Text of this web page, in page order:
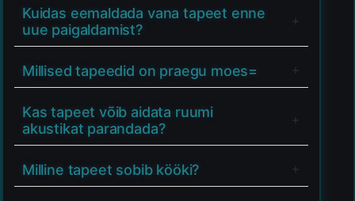
Kuidas eemaldada vana tapeet enne
uue paigaldamist?
Millised tapeedid on praegu moes=
Kas tapeet võib aidata ruumi
akustikat parandada?
Milline tapeet sobib kööki?